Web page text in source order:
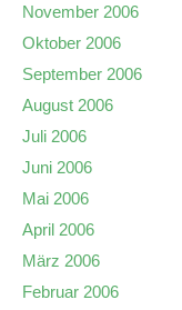
November 2006
Oktober 2006
September 2006
August 2006
Juli 2006
Juni 2006
Mai 2006
April 2006
März 2006
Februar 2006